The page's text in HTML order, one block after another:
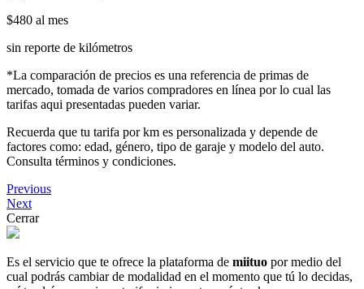
$480 al mes
sin reporte de kilómetros
*La comparación de precios es una referencia de primas de
mercado, tomada de varios compradores en línea por lo cual las
tarifas aqui presentadas pueden variar.
Recuerda que tu tarifa por km es personalizada y depende de
factores como: edad, género, tipo de garaje y modelo del auto.
Consulta términos y condiciones.
Previous
Next
Cerrar
Es el servicio que te ofrece la plataforma de miituo por medio del
cual podrás cambiar de modalidad en el momento que tú lo decidas,